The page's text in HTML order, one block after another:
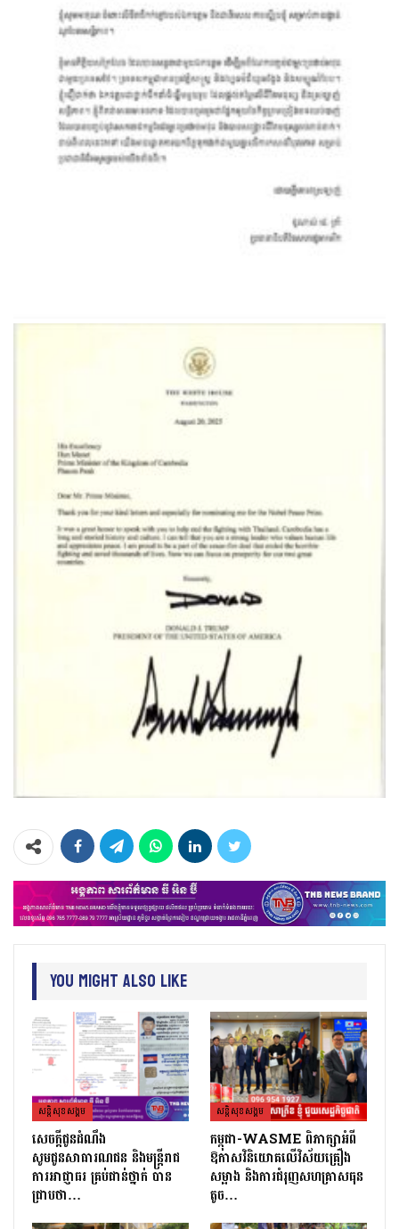
You Might Also Like
សន្តិសុខសង្គម
សេចក្ដីជូនដំណឹង
សូមជូនសាធារណជន និងមន្ត្រីរាជ
ការអាជ្ញាធរ គ្រប់ជាន់ថ្នាក់ បាន
ជ្រាបថា…
សន្តិសុខសង្គម
កម្ពុជា-WASME ពិភាក្សាអំពី
ឱកាសវិនិយោគលើវិស័យគ្រឿង
សម្អាង និងការជំរុញសហគ្រាសធុន
តូច…